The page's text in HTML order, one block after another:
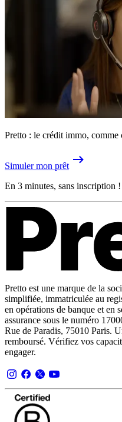
Pretto : le crédit immo, comme
Simuler mon prêt
En 3 minutes, sans inscription !
Pretto est une marque de la
simplifiée, immatriculée au
en opérations de banque et en
assurance sous le numéro
Rue de Paradis, 75010 Paris.
remboursé. Vérifiez vos
engager.